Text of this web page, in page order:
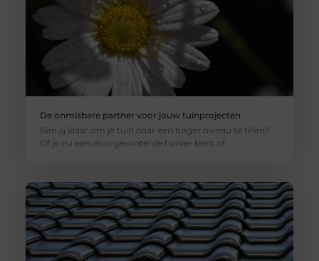
De onmisbare partner voor jouw tuinprojecten
Ben jij klaar om je tuin naar een hoger niveau te tillen?
Of je nu een doorgewinterde tuinier bent of